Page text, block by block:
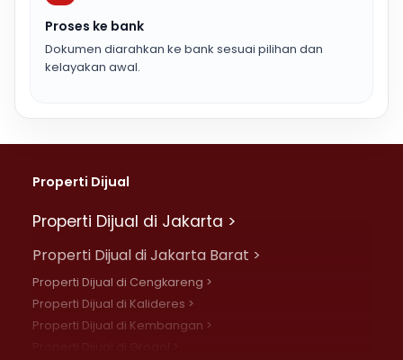
Proses ke bank
Dokumen diarahkan ke bank sesuai pilihan dan
kelayakan awal.
Properti Dijual
Properti Dijual di Jakarta >
Properti Dijual di Jakarta Barat >
Properti Dijual di Cengkareng >
Properti Dijual di Kalideres >
Properti Dijual di Kembangan >